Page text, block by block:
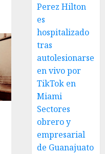
Perez Hilton
es
hospitalizado
tras
autolesionarse
en vivo por
TikTok en
Miami
Sectores
obrero y
empresarial
de Guanajuato